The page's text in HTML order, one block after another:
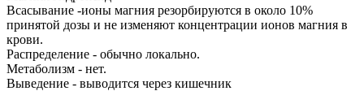
Всасывание -ионы магния резорбируются в около 10%
принятой дозы и не изменяют концентрации ионов магния в
крови.
Распределение - обычно локально.
Метаболизм - нет.
Выведение - выводится через кишечник